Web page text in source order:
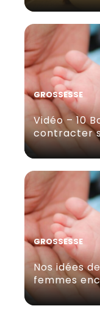
GROSSESSE
Vidéo – 10
contracter
GROSSESSE
Nos idées
femmes